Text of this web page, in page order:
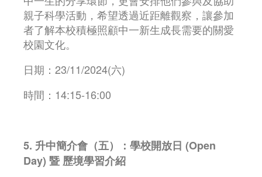
親子科學活動，希望透過近距離觀察，讓參加
者了解本校積極照顧中一新生成長需要的關愛
校園文化。
日期：23/11/2024(六)
時間：14:15-16:00
5. 升中簡介會（五）：學校開放日 (Open
Day) 暨 歷境學習介紹